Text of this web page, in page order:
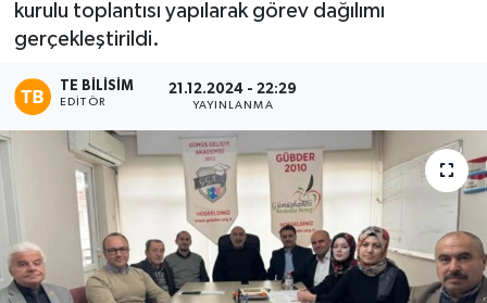
kurulu toplantısı yapılarak görev dağılımı
gerçekleştirildi.
TE BILISIM
EDITÖR
21.12.2024 - 22:29
YAYINLANMA